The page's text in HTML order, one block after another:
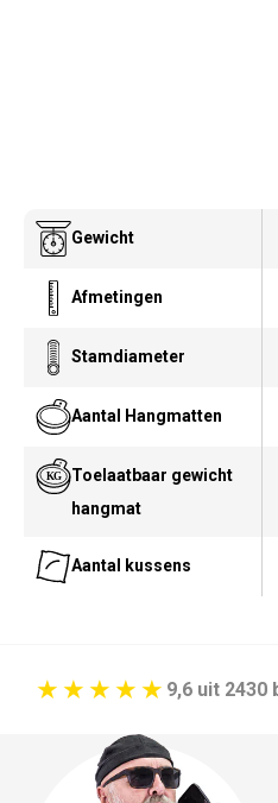
Gewicht
Afmetingen
Stamdiameter
Aantal Hangmatten
Toelaatbaar gewicht
hangmat
Aantal kussens
9,6 uit 2430